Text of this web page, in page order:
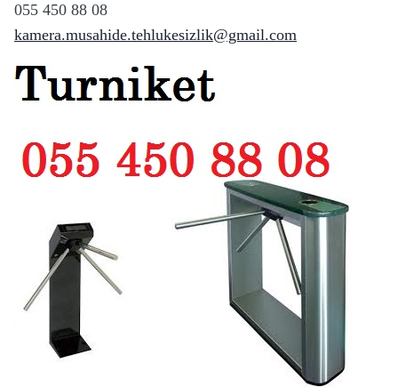
055 450 88 08
kamera.musahide.tehlukesizlik@gmail.com